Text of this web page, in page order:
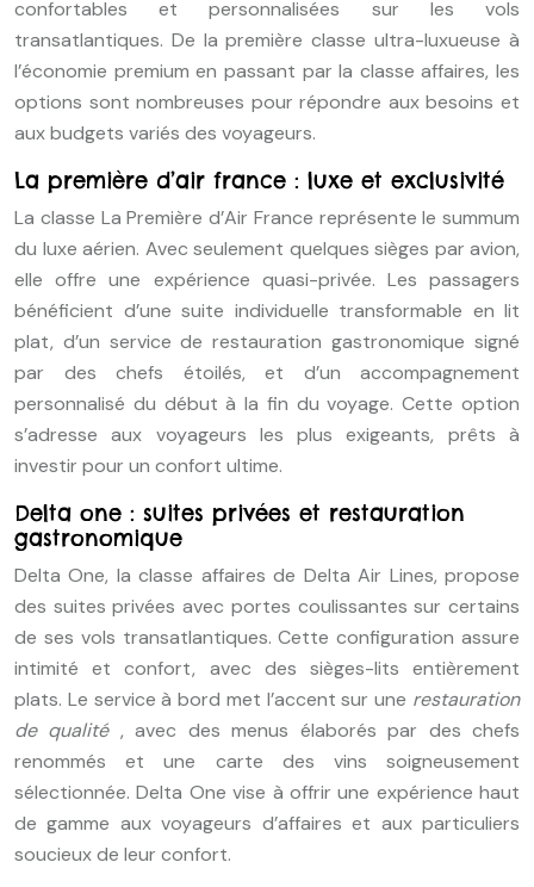
confortables et personnalisées sur les vols
transatlantiques. De la première classe ultra-luxueuse à
l’économie premium en passant par la classe affaires, les
options sont nombreuses pour répondre aux besoins et
aux budgets variés des voyageurs.
La première d’air france : luxe et exclusivité
La classe La Première d’Air France représente le summum
du luxe aérien. Avec seulement quelques sièges par avion,
elle offre une expérience quasi-privée. Les passagers
bénéficient d’une suite individuelle transformable en lit
plat, d’un service de restauration gastronomique signé
par des chefs étoilés, et d’un accompagnement
personnalisé du début à la fin du voyage. Cette option
s’adresse aux voyageurs les plus exigeants, prêts à
investir pour un confort ultime.
Delta one : suites privées et restauration
gastronomique
Delta One, la classe affaires de Delta Air Lines, propose
des suites privées avec portes coulissantes sur certains
de ses vols transatlantiques. Cette configuration assure
intimité et confort, avec des sièges-lits entièrement
plats. Le service à bord met l’accent sur une restauration
de qualité , avec des menus élaborés par des chefs
renommés et une carte des vins soigneusement
sélectionnée. Delta One vise à offrir une expérience haut
de gamme aux voyageurs d’affaires et aux particuliers
soucieux de leur confort.